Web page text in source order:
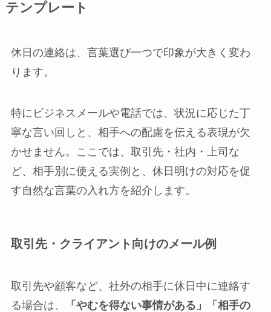
テンプレート
休日の連絡は、言葉選び一つで印象が大きく変わ
ります。
特にビジネスメールや電話では、状況に応じた丁
寧な言い回しと、相手への配慮を伝える表現が欠
かせません。ここでは、取引先・社内・上司な
ど、相手別に使える実例と、休日明けの対応を促
す自然な言葉の入れ方を紹介します。
取引先・クライアント向けのメール例
取引先や顧客など、社外の相手に休日中に連絡す
る場合は、
「やむを得ない事情がある」「相手の